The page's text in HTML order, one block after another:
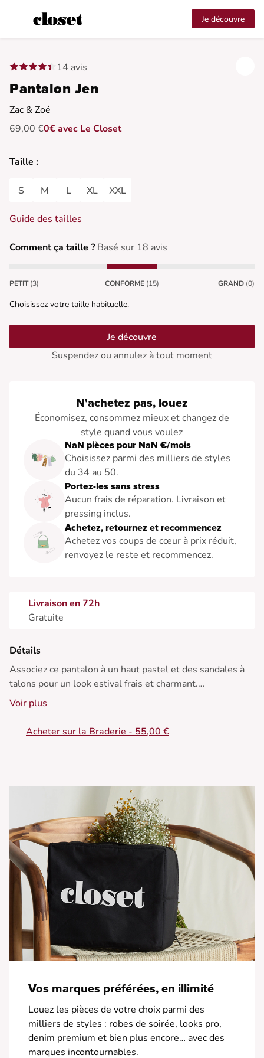
Je découvre
14 avis
Pantalon Jen
Zac & Zoé
69,00 €0€ avec Le Closet
Taille :
S M L XL XXL
Guide des tailles
Comment ça taille ? Basé sur 18 avis
PETIT (3) CONFORME (15) GRAND (0)
Choisissez votre taille habituelle.
Je découvre
Suspendez ou annulez à tout moment
N'achetez pas, louez
Économisez, consommez mieux et changez de
style quand vous voulez
NaN pièces pour NaN €/mois
Choisissez parmi des milliers de styles
du 34 au 50.
Portez-les sans stress
Aucun frais de réparation. Livraison et
pressing inclus.
Achetez, retournez et recommencez
Achetez vos coups de cœur à prix réduit,
renvoyez le reste et recommencez.
Livraison en 72h
Gratuite
Détails
Associez ce pantalon à un haut pastel et des sandales à
talons pour un look estival frais et charmant.
• Pantalon en coton
• Coupe large et fluide
Voir plus
Acheter sur la Braderie - 55,00 €
Vos marques préférées, en illimité
Louez les pièces de votre choix parmi des
milliers de styles : robes de soirée, looks pro,
denim premium et bien plus encore… avec des
marques incontournables.